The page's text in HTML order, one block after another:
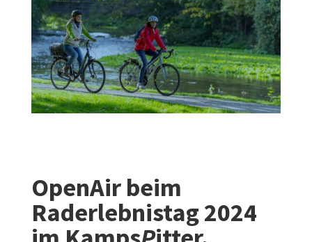
OpenAir beim
Raderlebnistag 2024